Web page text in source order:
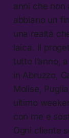
anni che non
abbiano un
una realtà
laica. Il
tutto l’anno,
in Abruzzo,
Molise,
ultimo
con me e
Ogni cliente